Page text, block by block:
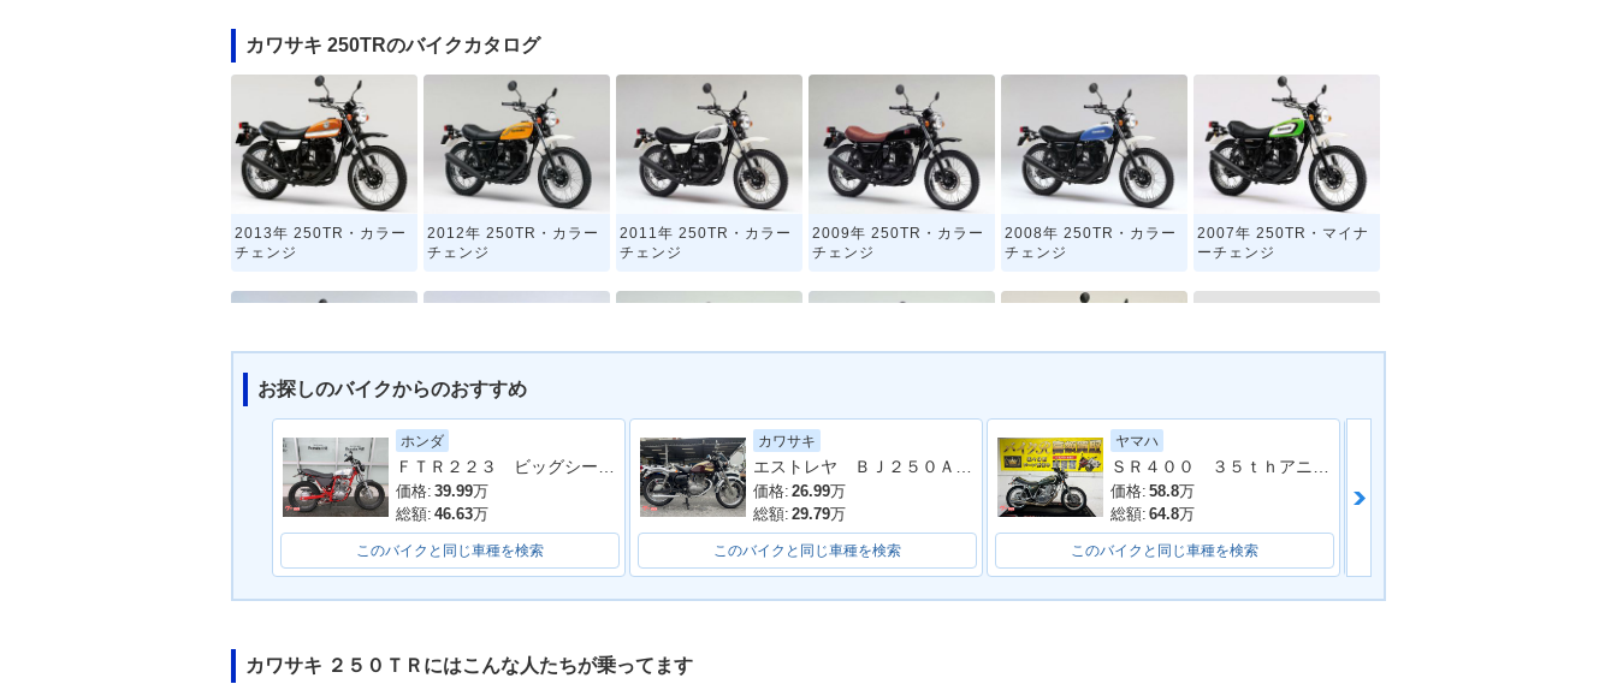
カワサキ 250TRのバイクカタログ
2013年 250TR・カラー
チェンジ
2012年 250TR・カラー
チェンジ
2011年 250TR・カラー
チェンジ
2009年 250TR・カラー
チェンジ
2008年 250TR・カラー
チェンジ
2007年 250TR・マイナ
ーチェンジ
2006年 250TR・カラー
チェンジ
2005年 250TR・カラー
チェンジ
2004年 250TR・カラー
チェンジ
2003年 250TR・カラー
チェンジ
2002年 250TR・新登場
1972年 250TR
お探しのバイクからのおすすめ
ホンダ
価格: 39.99万
総額: 46.63万
このバイクと同じ車種を検索
カワサキ
価格: 26.99万
総額: 29.79万
このバイクと同じ車種を検索
ヤマハ
価格: 58.8万
総額: 64.8万
このバイクと同じ車種を検索
カワサキ ２５０ＴＲにはこんな人たちが乗ってます